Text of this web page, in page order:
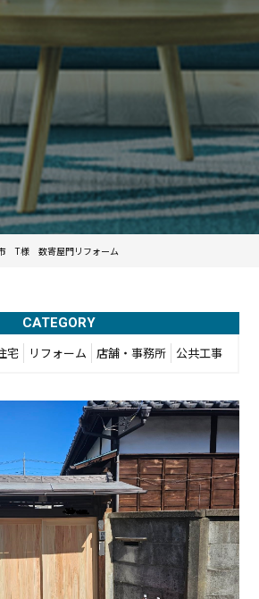
T様 数寄屋門リフォーム
CATEGORY
宅 リフォーム 店舗・事務所 公共工事